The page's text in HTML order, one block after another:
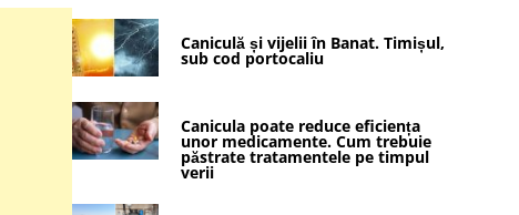
Caniculă și vijelii în Banat. Timișul,
sub cod portocaliu
Canicula poate reduce eficiența
unor medicamente. Cum trebuie
păstrate tratamentele pe timpul
verii